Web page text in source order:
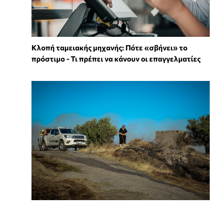
Κλοπή ταμειακής μηχανής: Πότε «σβήνει» το
πρόστιμο - Τι πρέπει να κάνουν οι επαγγελματίες